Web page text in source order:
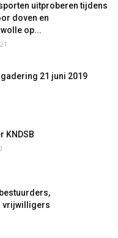
uitproberen tijdens
doven en
op...
21 juni 2019
KNDSB
vrijwilligers